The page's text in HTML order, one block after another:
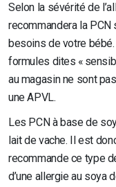
Selon la sévérité de
recommandera la
besoins de votre
formules dites «
au magasin ne sont
une APVL.
Les PCN à base de
lait de vache. Il est
recommande ce type
d’une allergie au soya